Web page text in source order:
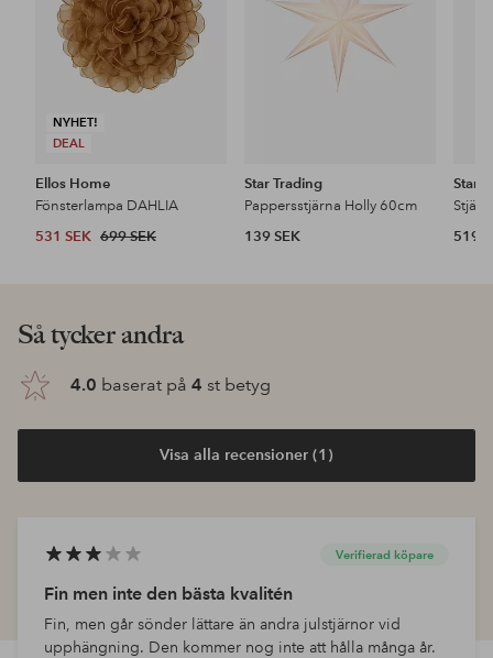
NYHET!
DEAL
Ellos Home
Fönsterlampa DAHLIA
531 SEK 699 SEK
Star Trading
Pappersstjärna Holly 60cm
139 SEK
Star
519
Så tycker andra
4.0 baserat på 4 st betyg
Visa alla recensioner (1)
Verifierad köpare
Fin men inte den bästa kvalitén
Fin, men går sönder lättare än andra julstjärnor vid
upphängning. Den kommer nog inte att hålla många år.